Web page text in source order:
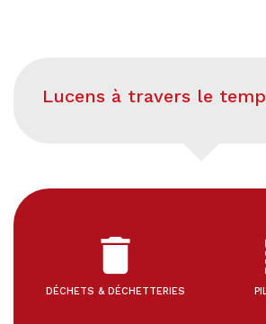
Lucens à travers le
delete
DÉCHETS & DÉCHETTERIES